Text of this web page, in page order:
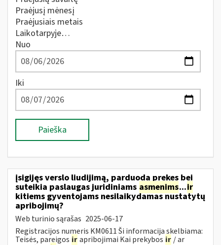
Praėjusį mėnesį
Praėjusiais metais
Laikotarpyje…
Nuo
Iki
Paieška
įsigijęs verslo liudijimą, parduoda prekes bei
suteikia paslaugas juridiniams asmenims...ir
kitiems gyventojams nesilaikydamas nustatytų
apribojimų?
Web turinio sąrašas 2025-06-17
Registracijos numeris KM0611 Ši informacija skelbiama:
Teisės, pareigos irapribojimai Kai prekybos ir / ar